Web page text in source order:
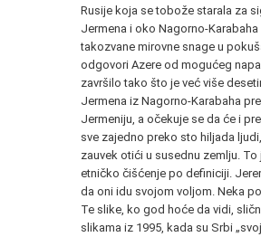
Rusije koja se tobože starala za
Jermena i oko Nagorno-
takozvane mirovne snage u
odgovori Azere od mogućeg
završilo tako što je već više
Jermena iz Nagorno-Karabaha
Jermeniju, a očekuje se da će i
sve zajedno preko sto hiljada
zauvek otići u susednu zemlju. To
etničko čišćenje po definiciji.
da oni idu svojom voljom. Neka
Te slike, ko god hoće da vidi,
slikama iz 1995, kada su Srbi